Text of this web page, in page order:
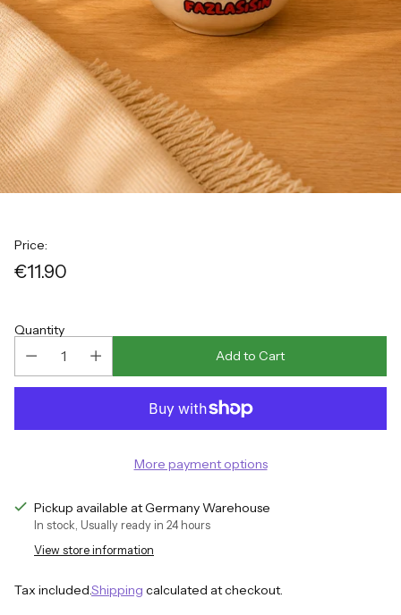
Price:
Regular
€11.90
Quantity
Add to Cart
More payment options
Pickup available at Germany Warehouse
In stock, Usually ready in 24 hours
View store information
Tax included.Shipping calculated at checkout.